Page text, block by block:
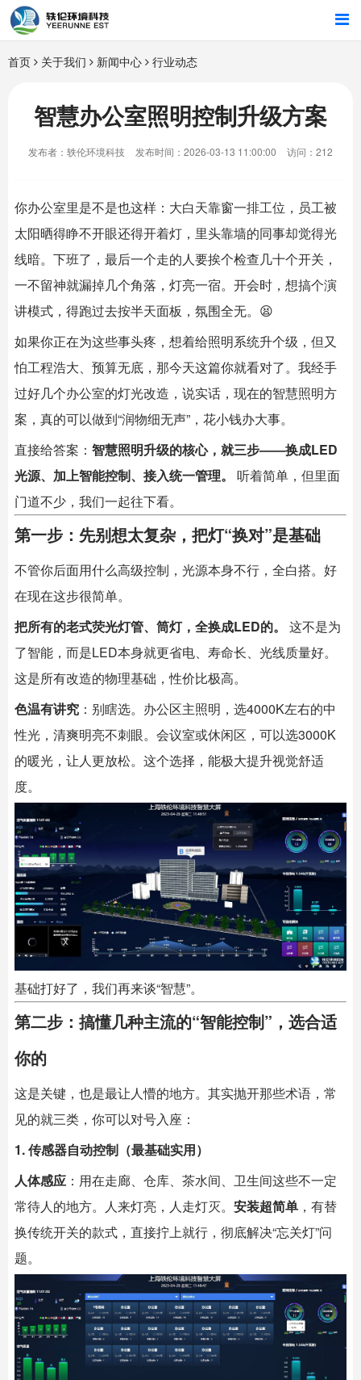
首页
行业解决方案
智能硬件
关于我们
首页 关于我们 新闻中心 行业动态
智慧办公室照明控制升级方案
发布者：轶伦环境科技 发布时间：2026-03-13 11:00:00 访问：212
你办公室里是不是也这样：大白天靠窗一排工位，员工被
太阳晒得睁不开眼还得开着灯，里头靠墙的同事却觉得光
线暗。下班了，最后一个走的人要挨个检查几十个开关，
一不留神就漏掉几个角落，灯亮一宿。开会时，想搞个演
讲模式，得跑过去按半天面板，氛围全无。😫
如果你正在为这些事头疼，想着给照明系统升个级，但又
怕工程浩大、预算无底，那今天这篇你就看对了。我经手
过好几个办公室的灯光改造，说实话，现在的智慧照明方
案，真的可以做到“润物细无声”，花小钱办大事。
直接给答案： 智慧照明升级的核心，就三步——换成LED
光源、加上智能控制、接入统一管理。
​ 听着简单，但里面
门道不少，我们一起往下看。
第一步：先别想太复杂，把灯“换对”是基础
不管你后面用什么高级控制，光源本身不行，全白搭。好
在现在这步很简单。
把所有的老式荧光灯管、筒灯，全换成LED的。
​ 这不是为
了智能，而是LED本身就更省电、寿命长、光线质量好。
这是所有改造的物理基础，性价比极高。
色温有讲究 ：别瞎选。办公区主照明，选4000K左右的中
性光，清爽明亮不刺眼。会议室或休闲区，可以选3000K
的暖光，让人更放松。这个选择，能极大提升视觉舒适
度。
基础打好了，我们再来谈“智慧”。
第二步：搞懂几种主流的“智能控制”，选合适
你的
这是关键，也是最让人懵的地方。其实抛开那些术语，常
见的就三类，你可以对号入座：
1. 传感器自动控制（最基础实用）
人体感应 ：用在走廊、仓库、茶水间、卫生间这些不一定
常待人的地方。人来灯亮，人走灯灭。 安装超简单 ，有替
换传统开关的款式，直接拧上就行，彻底解决“忘关灯”问
题。